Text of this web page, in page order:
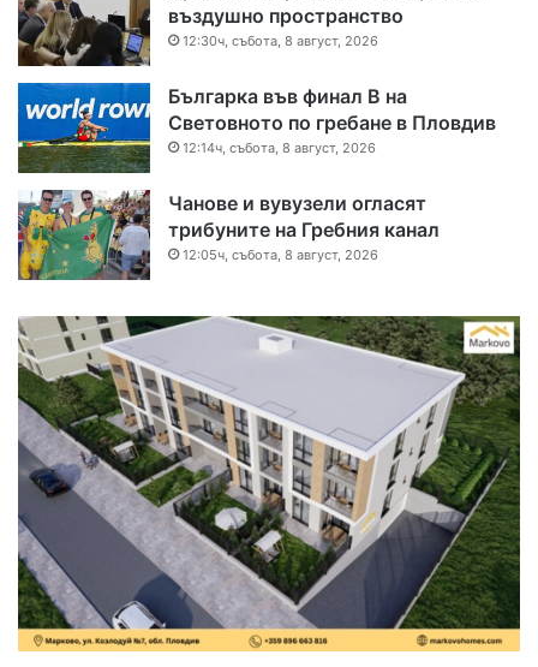
въздушно пространство
12:30ч, събота, 8 август, 2026
Българка във финал B на
Световното по гребане в Пловдив
12:14ч, събота, 8 август, 2026
Чанове и вувузели огласят
трибуните на Гребния канал
12:05ч, събота, 8 август, 2026